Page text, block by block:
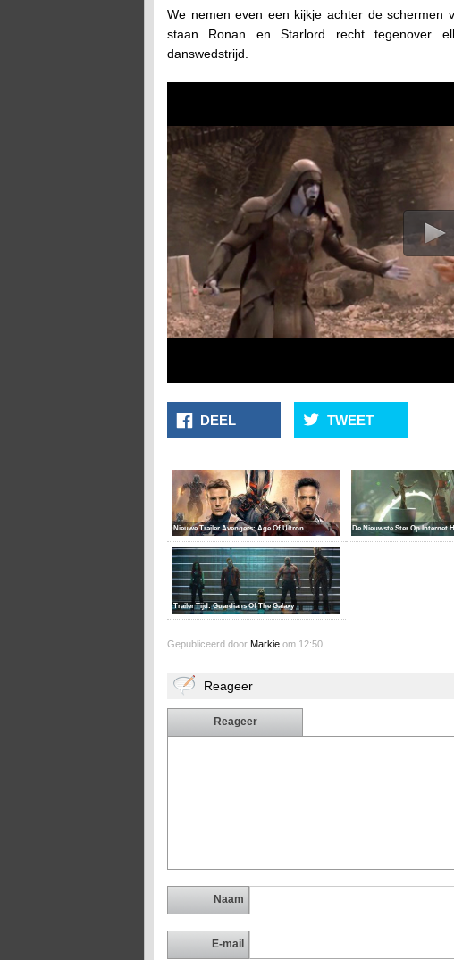
We nemen even een kijkje achter de schermen
staan Ronan en Starlord recht tegenover
danswedstrijd.
DEEL TWEET
Nieuwe Trailer Avengers: Age Of Ultron De Nieuwste Ster Op Internet
Trailer Tijd: Guardians Of The Galaxy
Gepubliceerd door Markie om 12:50
Reageer
Reageer
Naam
E-mail